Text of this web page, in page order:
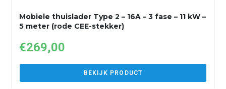
Mobiele thuislader Type 2 – 16A – 3 fase – 11 kW –
5 meter (rode CEE-stekker)
€269,00
BEKIJK PRODUCT